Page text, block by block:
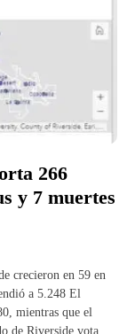
266
y 7 muertes
crecieron en 59 en
a 5.248 El
mientras que el
de Riverside vota